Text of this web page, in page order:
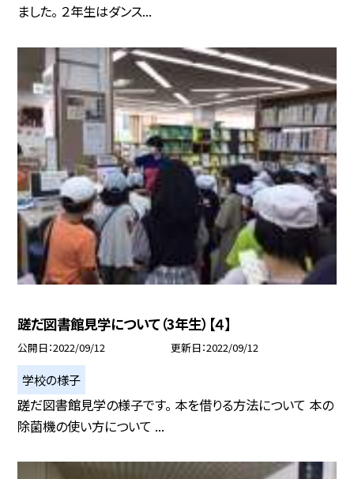
ました。 ２年生はダンス...
蹉だ図書館見学について（3年生）【４】
公開日 2022/09/12 更新日 2022/09/12
学校の様子
蹉だ図書館見学の様子です。 本を借りる方法について 本の
除菌機の使い方について ...